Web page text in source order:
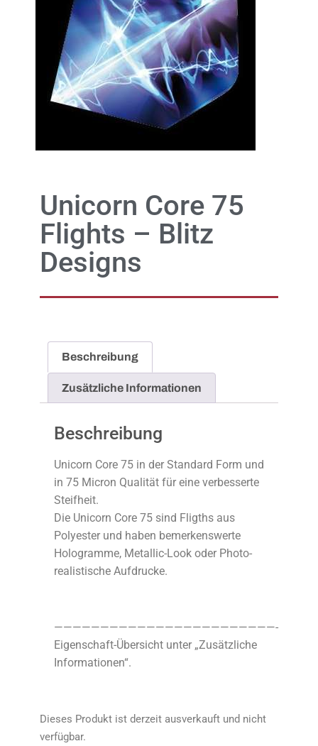
Unicorn Core 75
Flights – Blitz
Designs
Beschreibung
Zusätzliche Informationen
Beschreibung
Unicorn Core 75 in der Standard Form und
in 75 Micron Qualität für eine verbesserte
Steifheit.
Die Unicorn Core 75 sind Fligths aus
Polyester und haben bemerkenswerte
Hologramme, Metallic-Look oder Photo-
realistische Aufdrucke.
————————————————————————-
Eigenschaft-Übersicht unter „Zusätzliche
Informationen“.
Dieses Produkt ist derzeit ausverkauft und nicht
verfügbar.